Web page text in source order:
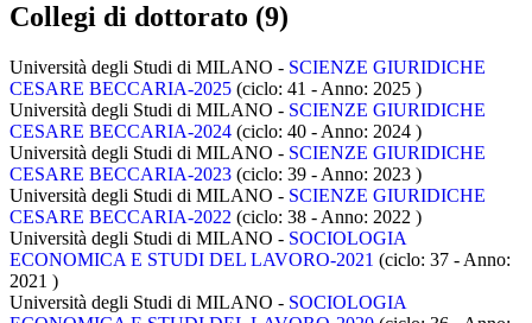
Collegi di dottorato (9)
Università degli Studi di MILANO - SCIENZE GIURIDICHE
CESARE BECCARIA-2025 (ciclo: 41 - Anno: 2025 )
Università degli Studi di MILANO - SCIENZE GIURIDICHE
CESARE BECCARIA-2024 (ciclo: 40 - Anno: 2024 )
Università degli Studi di MILANO - SCIENZE GIURIDICHE
CESARE BECCARIA-2023 (ciclo: 39 - Anno: 2023 )
Università degli Studi di MILANO - SCIENZE GIURIDICHE
CESARE BECCARIA-2022 (ciclo: 38 - Anno: 2022 )
Università degli Studi di MILANO - SOCIOLOGIA
ECONOMICA E STUDI DEL LAVORO-2021 (ciclo: 37 - Anno:
2021 )
Università degli Studi di MILANO - SOCIOLOGIA